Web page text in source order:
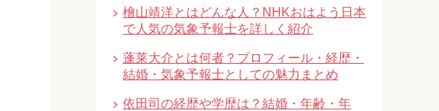
檜山靖洋とはどんな人？NHKおはよう日本
で人気の気象予報士を詳しく紹介
蓬莱大介とは何者？プロフィール・経歴・
結婚・気象予報士としての魅力まとめ
依田司の経歴や学歴は？結婚・年齢・年